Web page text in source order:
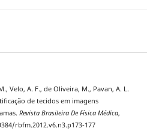
Velo, A. F., de Oliveira, M., Pavan, A. L.
de tecidos em imagens
Revista Brasileira De Física Médica,
rbfm.2012.v6.n3.p173-177